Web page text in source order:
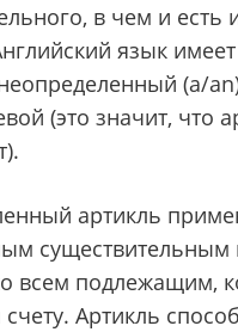
в чем и есть
язык
(a/
(это значит, что
артикль
всем подлежащим,
Артикль